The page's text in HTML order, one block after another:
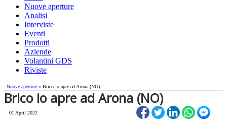
Nuove aperture
Analisi
Interviste
Eventi
Prodotti
Aziende
Volantini GDS
Riviste
Nuove aperture » Brico io apre ad Arona (NO)
Brico io apre ad Arona (NO)
01 April 2022